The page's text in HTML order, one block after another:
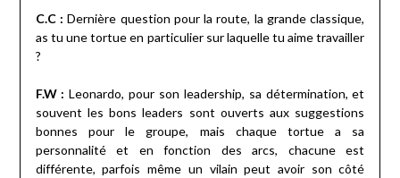
C.C : Dernière question pour la route, la grande classique,
as tu une tortue en particulier sur laquelle tu aime travailler
?
F.W :Leonardo, pour son leadership, sa détermination, et
souvent les bons leaders sont ouverts aux suggestions
bonnes pour le groupe, mais chaque tortue a sa
personnalité et en fonction des arcs, chacune est
différente, parfois même un vilain peut avoir son côté